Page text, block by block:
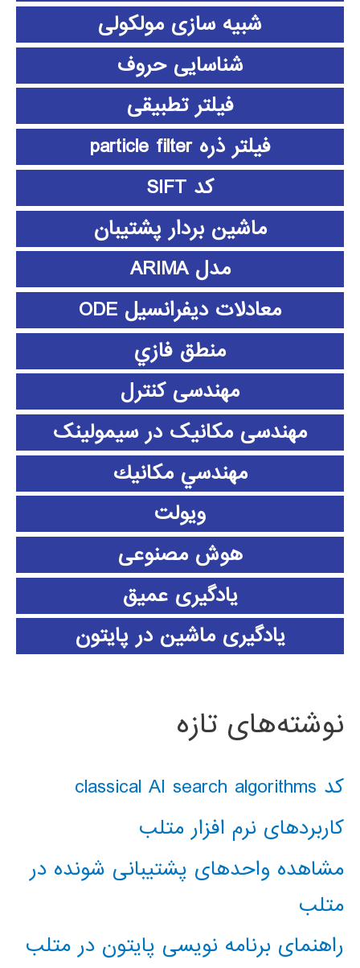
شبیه سازی مولکولی
شناسایی حروف
فیلتر تطبیقی
فیلتر ذره particle filter
کد SIFT
ماشین بردار پشتیبان
مدل ARIMA
معادلات دیفرانسیل ODE
منطق فازي
مهندسی کنترل
مهندسی مکانیک در سیمولینک
مهندسي مكانيك
ویولت
هوش مصنوعی
یادگیری عمیق
یادگیری ماشین در پایتون
نوشته‌های تازه
کد classical AI search algorithms
کاربردهای نرم افزار متلب
مشاهده واحدهای پشتیبانی شونده در
متلب
راهنمای برنامه نویسی پایتون در متلب